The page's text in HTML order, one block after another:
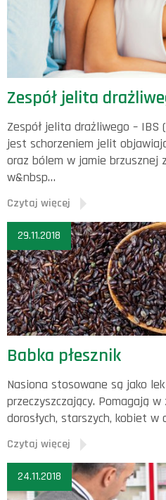
Zespół jelita
Zespół jelita drażliwego –
jest schorzeniem jelit
oraz bólem w jamie brzusznej
w&nbsp…
Czytaj więcej
29.11.2018
Babka płesznik
Nasiona stosowane są jako
przeczyszczający. Pomagają w
dorosłych, starszych, kobiet w
Czytaj więcej
24.11.2018